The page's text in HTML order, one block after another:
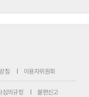
침 이용자위원회
심의규정 불편신고